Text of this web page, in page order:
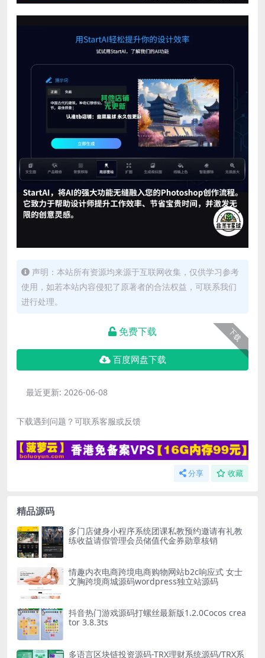
声明：本站所有资源均来源于互联网收集，仅供学习参考
使用，如若本站内容侵犯了原著者的合法权益，可联系我们
进行处理。
下载
免费下载
百度网盘下载
最近更新: 2026-06-08
下载遇到问题？可联系客服或反馈
分享 收藏
精品源码
多门店健身小程序系统团课私教预约邀请有礼教
练收益请假管理会员储值代金券勋章核销
情趣内衣电商跨境电商购物网站b2c响应式 女士
文胸跨境商城源码wordpress独立站源码
抖音热门游戏源码打螺丝最新版1.2.0Cocos crea
tor 3.8.3ts
多语言区块链投资源码-TRX理财系统源码/TRX系